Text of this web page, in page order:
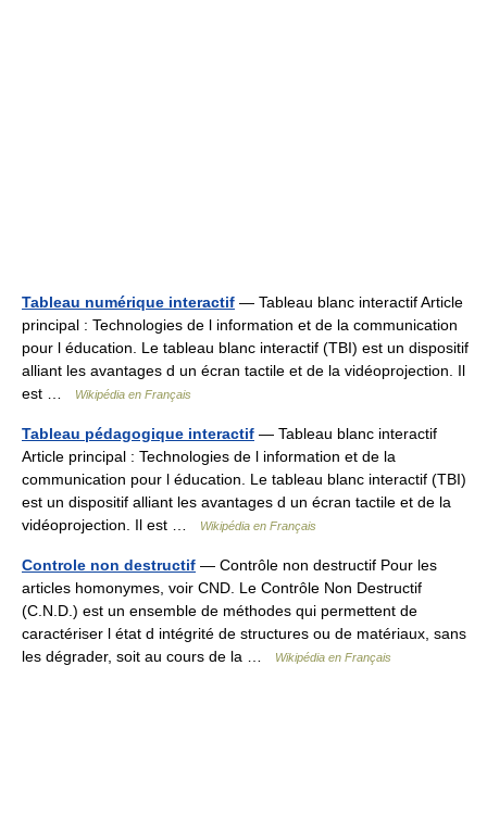
Tableau numérique interactif — Tableau blanc interactif Article
principal : Technologies de l information et de la communication
pour l éducation. Le tableau blanc interactif (TBI) est un dispositif
alliant les avantages d un écran tactile et de la vidéoprojection. Il
est …
Wikipédia en Français
Tableau pédagogique interactif — Tableau blanc interactif
Article principal : Technologies de l information et de la
communication pour l éducation. Le tableau blanc interactif (TBI)
est un dispositif alliant les avantages d un écran tactile et de la
vidéoprojection. Il est …
Wikipédia en Français
Controle non destructif — Contrôle non destructif Pour les
articles homonymes, voir CND. Le Contrôle Non Destructif
(C.N.D.) est un ensemble de méthodes qui permettent de
caractériser l état d intégrité de structures ou de matériaux, sans
les dégrader, soit au cours de la …
Wikipédia en Français